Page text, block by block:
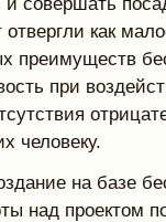
как
преимуществ
при
человеку.
на базе
над проектом